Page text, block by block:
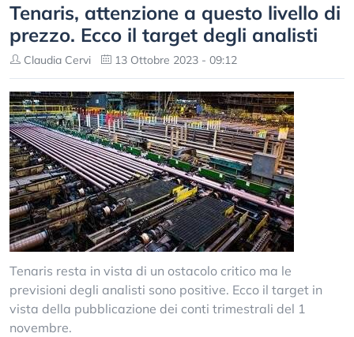
Tenaris, attenzione a questo livello di
prezzo. Ecco il target degli analisti
Claudia Cervi 13 Ottobre 2023 - 09:12
Tenaris resta in vista di un ostacolo critico ma le
previsioni degli analisti sono positive. Ecco il target in
vista della pubblicazione dei conti trimestrali del 1
novembre.